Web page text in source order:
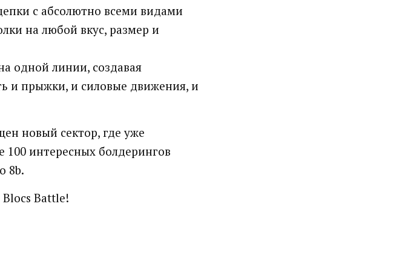
с абсолютно всеми видами
на любой вкус, размер и
одной линии, создавая
и прыжки, и силовые движения, и
новый сектор, где уже
100 интересных болдерингов
8b.
Battle!